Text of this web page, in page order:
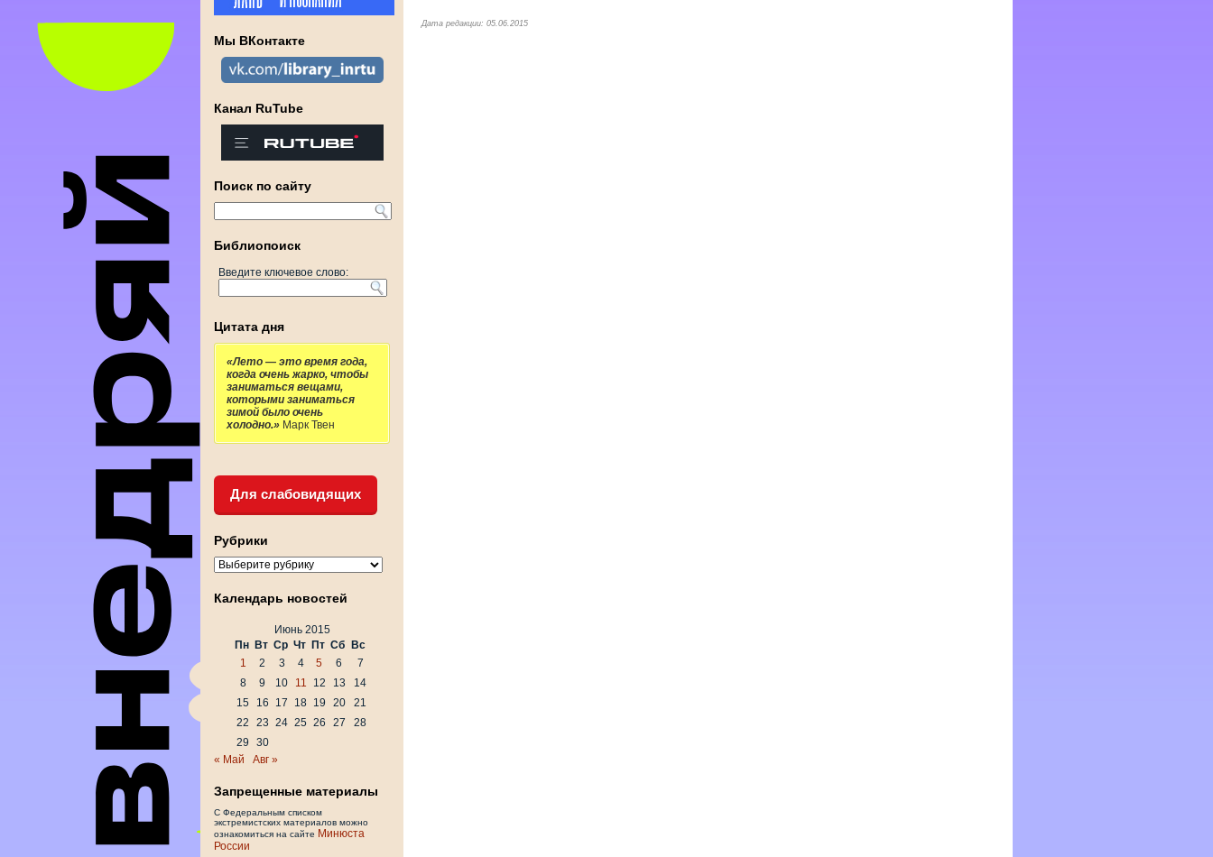
Мы ВКонтакте
Канал RuTube
Поиск по сайту
Библиопоиск
Введите ключевое слово:
Цитата дня
«Лето — это время года,
когда очень жарко, чтобы
заниматься вещами,
которыми заниматься
зимой было очень
холодно.» Марк Твен
Для слабовидящих
Рубрики
Рубрики
Календарь новостей
Июнь 2015
Пн Вт Ср Чт Пт Сб
Вс
1
2 3 4 5 6
7
8
9 10 11 12 13
14
15
16 17 18 19 20
21
22
23 24 25 26 27
28
29
30
« Май
Авг »
Запрещенные материалы
С Федеральным списком
экстремистских материалов можно
ознакомиться на сайте Минюста
России
Дата редакции: 05.06.2015